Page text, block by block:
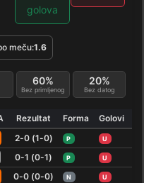
golova
meču:1.6
Bez primljenog
60%
Bez datog
20%
Rezultat Forma
Golovi
2-0 (1-0) P U
0-1 (0-1) P U
0-0 (0-0) N U